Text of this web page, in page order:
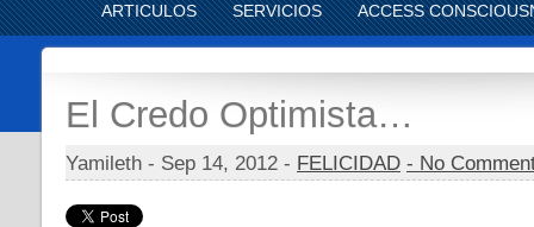
ARTICULOS SERVICIOS ACCESS
El Credo Optimista…
Yamileth - Sep 14, 2012 - FELICIDAD - No